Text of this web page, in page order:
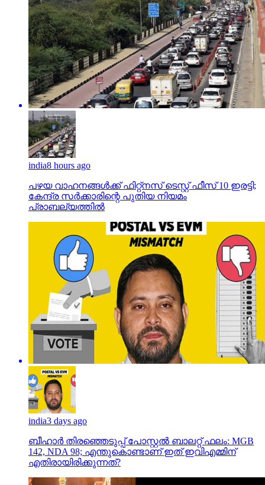
india8 hours ago
പഴയ വാഹനങ്ങള്‍ക്ക് ഫിറ്റ്‌നസ് ടെസ്റ്റ് ഫീസ് 10 ഇരട്ടി;
കേന്ദ്ര സര്‍ക്കാരിന്റെ പുതിയ നിയമം
പ്രാബല്യത്തില്‍
india3 days ago
ബീഹാർ തിരഞ്ഞെടുപ്പ് പോസ്റ്റൽ ബാലറ്റ് ഫലം: MGB
142, NDA 98; എന്തുകൊണ്ടാണ് ഇത് ഇവിഎമ്മിന്
എതിരായിരിക്കുന്നത്?